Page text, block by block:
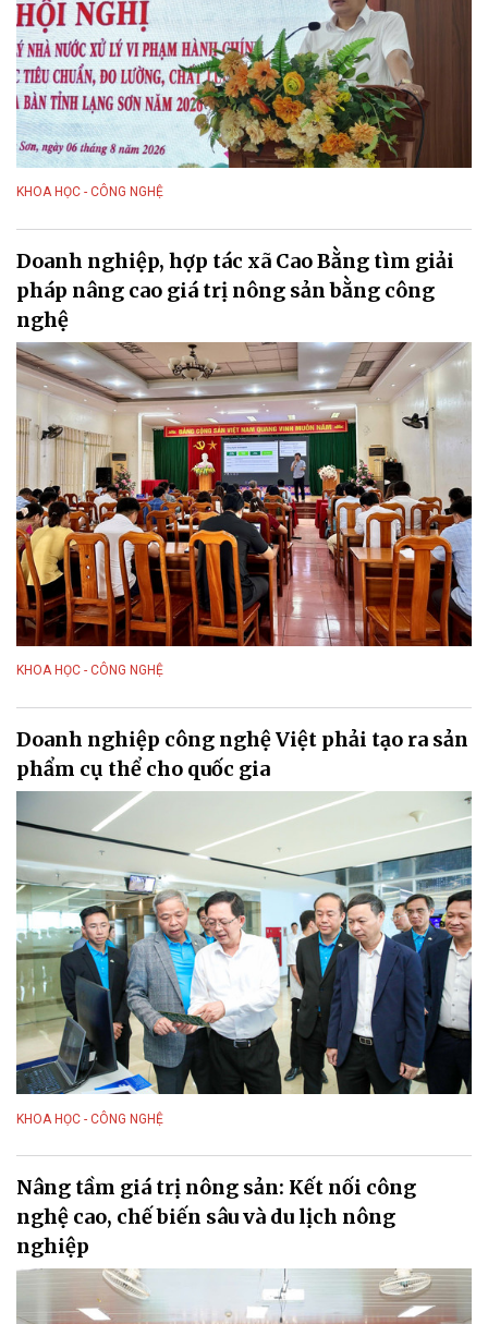
KHOA HỌC - CÔNG NGHỆ
Doanh nghiệp, hợp tác xã Cao Bằng tìm giải
pháp nâng cao giá trị nông sản bằng công
nghệ
KHOA HỌC - CÔNG NGHỆ
Doanh nghiệp công nghệ Việt phải tạo ra sản
phẩm cụ thể cho quốc gia
KHOA HỌC - CÔNG NGHỆ
Nâng tầm giá trị nông sản: Kết nối công
nghệ cao, chế biến sâu và du lịch nông
nghiệp